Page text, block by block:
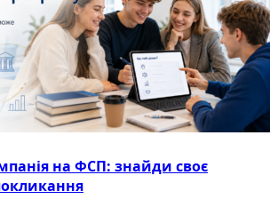
на ФСП: знайди своє